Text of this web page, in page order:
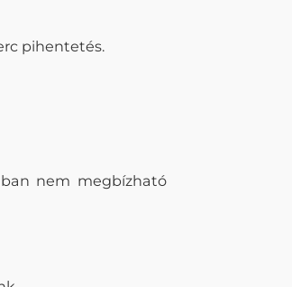
pihentetés.
nem megbízható